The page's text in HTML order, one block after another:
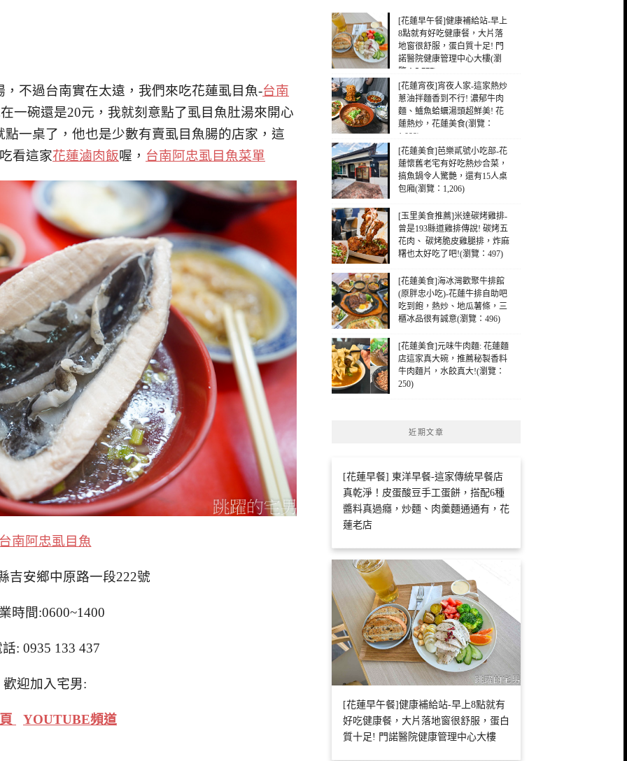
不過台南實在太遠，我們來吃花蓮虱目魚-台南
一碗還是20元，我就刻意點了虱目魚肚湯來開心
一桌了，他也是少數有賣虱目魚腸的店家，這
看這家花蓮滷肉飯喔， 台南阿忠虱目魚菜單
南阿忠虱目魚
吉安鄉中原路一段222號
時間:0600~1400
: 0935 133 437
歡迎加入宅男:
YOUTUBE頻道
[花蓮早午餐]健康補給站-早上
8點就有好吃健康餐，大片落
地窗很舒服，蛋白質十足! 門
諾醫院健康管理中心大樓(瀏
覽：5,777)
[花蓮宵夜]宵夜人家-這家熱炒
蔥油拌麵香到不行! 濃郁牛肉
麵、鱸魚蛤蠣湯頭超鮮美! 花
蓮熱炒，花蓮美食(瀏覽：
1,099)
[花蓮美食]芭樂貳號小吃部-花
蓮懷舊老宅有好吃熱炒合菜，
搞魚鍋令人驚艷，還有15人桌
包廂(瀏覽：1,206)
[玉里美食推薦]米達碳烤雞排-
曾是193縣道雞排傳說! 碳烤五
花肉、 碳烤脆皮雞腿排，炸麻
糬也太好吃了吧!(瀏覽：497)
[花蓮美食]海冰灣歡聚牛排館
(原胖忠小吃)-花蓮牛排自助吧
吃到飽，熱炒、地瓜薯條，三
櫃冰品很有誠意(瀏覽：496)
[花蓮美食]元味牛肉麵: 花蓮麵
店這家真大碗，推薦秘製香料
牛肉麵片，水餃真大!(瀏覽：
250)
近期文章
[花蓮早餐] 東洋早餐-這家傳統早餐店
真乾淨！皮蛋酸豆手工蛋餅，搭配6種
醬料真過癮，炒麵、肉羹麵通通有，花
蓮老店
[花蓮早午餐]健康補給站-早上8點就有
好吃健康餐，大片落地窗很舒服，蛋白
質十足! 門諾醫院健康管理中心大樓